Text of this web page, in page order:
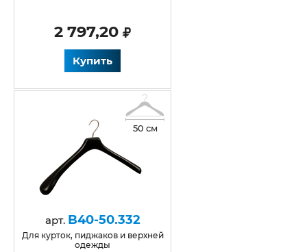
2 797,20
Купить
50 см
арт. B40-50.332
для курток, пиджаков и верхней
одежды